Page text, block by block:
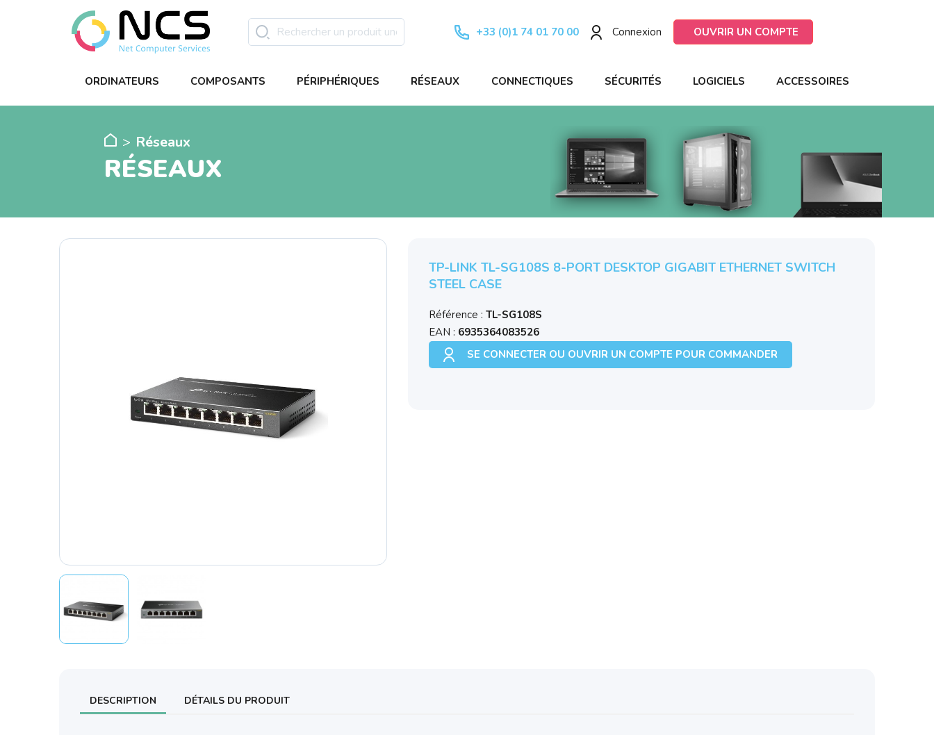
+33 (0)1 74 01 70 00 Connexion OUVRIR UN COMPTE
ORDINATEURS COMPOSANTS PÉRIPHÉRIQUES RÉSEAUX CONNECTIQUES SÉCURITÉS LOGICIELS ACCESSOIRES
Réseaux
RÉSEAUX
TP-LINK TL-SG108S 8-PORT DESKTOP GIGABIT ETHERNET SWITCH
STEEL CASE
Référence : TL-SG108S
EAN : 6935364083526
SE CONNECTER OU OUVRIR UN COMPTE POUR COMMANDER
DESCRIPTION DÉTAILS DU PRODUIT